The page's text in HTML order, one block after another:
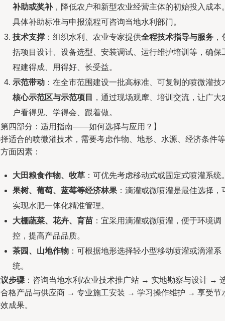
补助或奖补，降低农户和新型农业经营主体的初始投入成本
具体补助标准与申报流程可咨询当地水利部门。
技术支撑 ：组织水利、农业专家提供全程技术指导与服务 ，
括项目设计、设备选型、安装调试、运行维护培训等，确保
程建得成、用得好、长受益。
示范带动 ：在全市范围建设一批高标准、可复制的喷微灌技
核心示范区与示范项目
，通过现场观摩、培训交流，让广大
户看得见、学得会、跟着做。
四部分：适用指南——如何选择与应用？】
适合的喷微灌技术，需要考虑作物、地形、水源、经济条件等
面因素：
大田粮食作物、牧草 ：可优先考虑移动式或固定式喷灌系统
果树、葡萄、蓝莓等经济林果 ：滴灌或微喷灌是最佳选择，
实现水肥一体化精准管理。
大棚蔬菜、花卉、育苗 ：宜采用滴灌或微喷灌，便于环境调
控，提高产品品质。
茶园、山地作物 ：可根据地形选择轻小型移动喷灌或滴灌系
统。
步骤 ：咨询当地水利/农业技术推广站 → 实地勘察与设计 →
格产品与供应商 → 专业施工安装 → 学习操作维护 → 享受节
成果。